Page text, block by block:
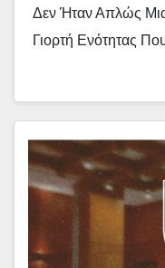
Δεν Ήταν Απλώς
Γιορτή Ενότητας